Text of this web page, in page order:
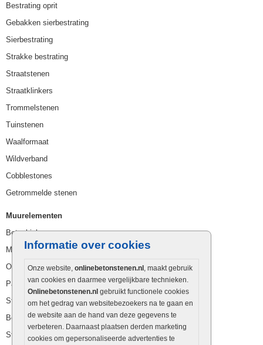
Informatie over cookies
Onze website, onlinebetonstenen.nl , maakt gebruik
van cookies en daarmee vergelijkbare technieken.
Onlinebetonstenen.nl gebruikt functionele cookies
om het gedrag van websitebezoekers na te gaan en
de website aan de hand van deze gegevens te
verbeteren. Daarnaast plaatsen derden marketing
cookies om gepersonaliseerde advertenties te
Bestrating oprit
Gebakken sierbestrating
Sierbestrating
Strakke bestrating
Straatstenen
Straatklinkers
Trommelstenen
Tuinstenen
Waalformaat
Wildverband
Cobblestones
Getrommelde stenen
Muurelementen
Betonbielzen
Muurstenen
Opsluitbanden
Palissaden
Stapelblokken
Betonblokken
Stapelstenen